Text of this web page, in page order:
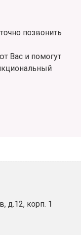
позвонить
Вас и помогут
д.12, корп. 1